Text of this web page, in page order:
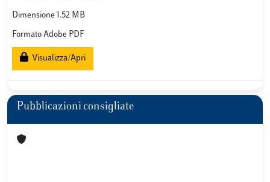
Dimensione 1.52 MB
Formato Adobe PDF
Visualizza/Apri
Pubblicazioni consigliate